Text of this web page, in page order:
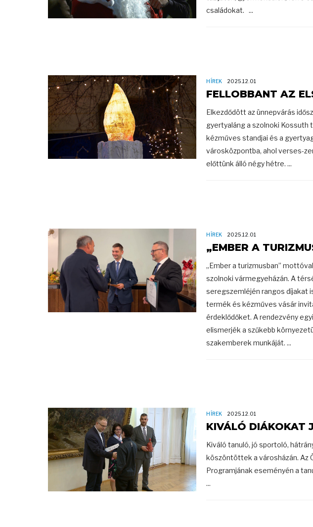
családokat. ...
HÍREK 2025.12.01
FELLOBBANT AZ
Elkezdődött az ünnepvárás
gyertyaláng a szolnoki Kossuth
kézműves standjai és a
városközpontba, ahol verses-
előttünk álló négy hétre. ...
HÍREK 2025.12.01
„EMBER A
„Ember a turizmusban”
szolnoki vármegyeházán. A
seregszemléjén rangos díjakat
termék és kézműves vásár
érdeklődőket. A rendezvény
elismerjék a szűkebb
szakemberek munkáját. ...
HÍREK 2025.12.01
KIVÁLÓ DIÁKOKAT
Kiváló tanuló, jó sportoló,
köszöntöttek a városházán. Az
Programjának eseményén a
...